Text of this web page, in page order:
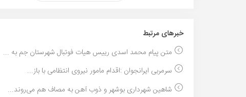
خبر‌های مرتبط
متن پیام محمد اسدی رییس هیات فوتبال شهرستان جم به ...
سرمربی ایرانجوان :اقدام مامور نیروی انتظامی با باز...
شاهین شهرداری بوشهر و ذوب آهن به مصاف هم می‌روند...